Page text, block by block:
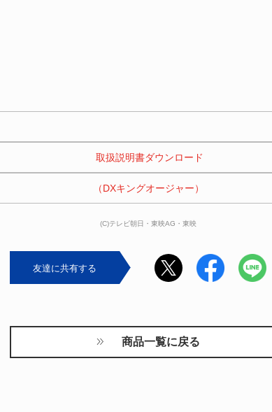
取扱説明書ダウンロード
（DXキングオージャー）
(C)テレビ朝日・東映AG・東映
友達に共有する
商品一覧に戻る